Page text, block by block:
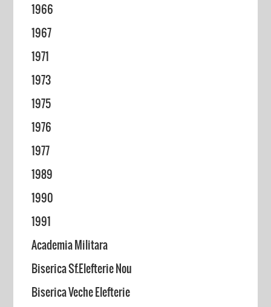
1966
1967
1971
1973
1975
1976
1977
1989
1990
1991
Academia Militara
Biserica Sf.Elefterie Nou
Biserica Veche Elefterie